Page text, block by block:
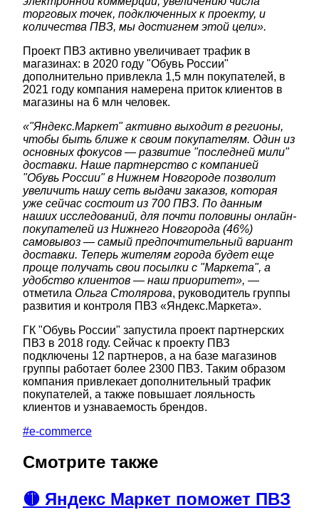
торговых точек, подключенных к проекту, и
количества ПВЗ, мы достигнем этой цели».
Проект ПВЗ активно увеличивает трафик в
магазинах: в 2020 году "Обувь России"
дополнительно привлекла 1,5 млн покупателей, в
2021 году компания намерена приток клиентов в
магазины на 6 млн человек.
«"Яндекс.Маркет" активно выходит в регионы,
чтобы быть ближе к своим покупателям. Один из
основных фокусов — развитие "последней мили"
доставки. Наше партнерство с компанией
"Обувь России" в Нижнем Новгороде позволит
увеличить нашу сеть выдачи заказов, которая
уже сейчас состоит из 700 ПВЗ. По данным
наших исследований, для почти половины онлайн-
покупателей из Нижнего Новгорода (46%)
самовывоз — самый предпочтительный вариант
доставки. Теперь жителям города будет еще
проще получать свои посылки с "Маркета", а
удобство клиентов — наш приоритет», —
отметила Ольга Столярова, руководитель группы
развития и контроля ПВЗ «Яндекс.Маркета».
ГК "Обувь России" запустила проект партнерских
ПВЗ в 2018 году. Сейчас к проекту ПВЗ
подключены 12 партнеров, а на базе магазинов
группы работает более 2300 ПВЗ. Таким образом
компания привлекает дополнительный трафик
покупателей, а также повышает лояльность
клиентов и узнаваемость брендов.
#e-commerce
Смотрите также
🟡 Яндекс Маркет поможет ПВЗ